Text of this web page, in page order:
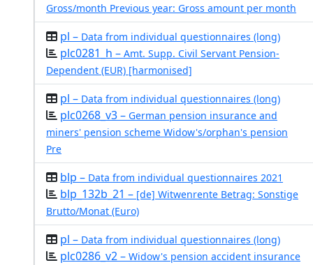
Gross/month Previous year: Gross amount per month
pl – Data from individual questionnaires (long)
plc0281_h – Amt. Supp. Civil Servant Pension-
Dependent (EUR) [harmonised]
pl – Data from individual questionnaires (long)
plc0268_v3 – German pension insurance and
miners' pension scheme Widow's/orphan's pension
Pre
blp – Data from individual questionnaires 2021
blp_132b_21 – [de] Witwenrente Betrag: Sonstige
Brutto/Monat (Euro)
pl – Data from individual questionnaires (long)
plc0286_v2 – Widow's pension accident insurance